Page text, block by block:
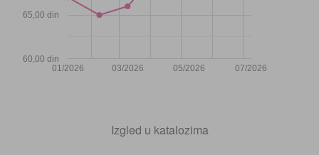
01/2026 03/2026 05/2026 07/2026
60,00 din
65,00 din
Izgled u katalozima